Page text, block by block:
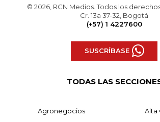
© 2026, RCN Medios. Todos los
Cr. 13a 37-32, Bogotá
(+57) 1 4227600
SUSCRÍBASE
TODAS LAS
Agronegocios Alta